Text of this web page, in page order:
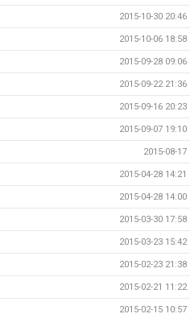
2015-10-30 20:46
2015-10-06 18:58
2015-09-28 09:06
2015-09-22 21:36
2015-09-16 20:23
2015-09-07 19:10
2015-08-17
2015-04-28 14:21
2015-04-28 14:00
2015-03-30 17:58
2015-03-23 15:42
2015-02-23 21:38
2015-02-21 11:22
2015-02-15 10:57